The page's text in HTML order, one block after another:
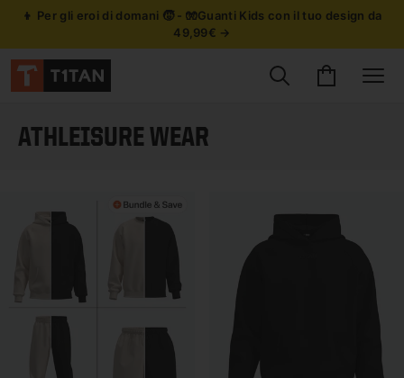
👦 Per gli eroi di domani 🧒 - 🧤Guanti Kids con il tuo design da
49,99€ →
Cerca prodotti
CarrelloSite
ATHLEISURE WEAR